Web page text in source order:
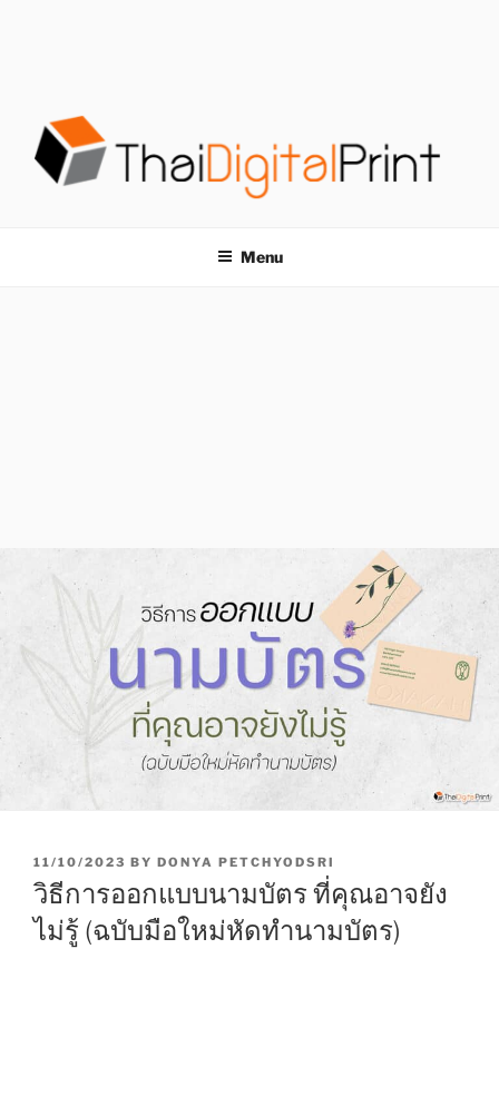
THAIDIGITALPRINT
Menu
P
O
S
T
E
11/10/2023 BY DONYA PETCHYODSRI
วิธีการออกแบบนามบัตร ที่คุณอาจยัง
ไม่รู้ (ฉบับมือใหม่หัดทำนามบัตร)